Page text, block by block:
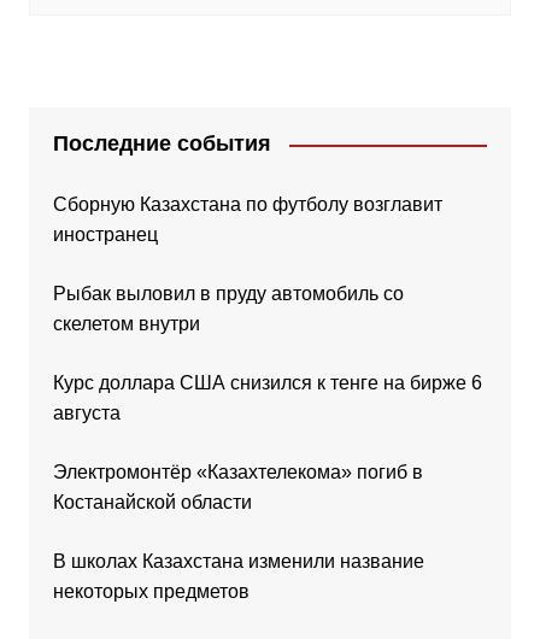
Последние события
Сборную Казахстана по футболу возглавит
иностранец
Рыбак выловил в пруду автомобиль со
скелетом внутри
Курс доллара США снизился к тенге на бирже 6
августа
Электромонтёр «Казахтелекома» погиб в
Костанайской области
В школах Казахстана изменили название
некоторых предметов